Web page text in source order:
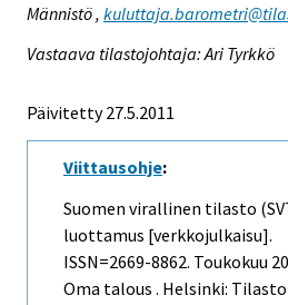
Männistö ,
Vastaava tilastojohtaja: Ari Tyrkkö
Päivitetty 27.5.2011
Viittausohje:
Suomen virallinen tilasto
luottamus [verkkojulkaisu].
ISSN=2669-8862. Toukokuu
Oma talous . Helsinki: